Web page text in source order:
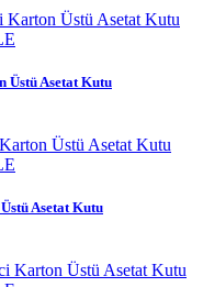
Üstü Asetat Kutu
Asetat Kutu